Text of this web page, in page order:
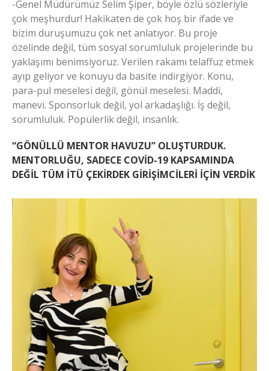
-Genel Müdürümüz Selim Şiper, böyle özlü sözleriyle
çok meşhurdur! Hakikaten de çok hoş bir ifade ve
bizim duruşumuzu çok net anlatıyor. Bu proje
özelinde değil, tüm sosyal sorumluluk projelerinde bu
yaklaşımı benimsiyoruz. Verilen rakamı telaffuz etmek
ayıp geliyor ve konuyu da basite indirgiyor. Konu,
para-pul meselesi değil, gönül meselesi. Maddi,
manevi. Sponsorluk değil, yol arkadaşlığı. İş değil,
sorumluluk. Popülerlik değil, insanlık.
“GÖNÜLLÜ MENTOR HAVUZU” OLUŞTURDUK.
MENTORLUĞU, SADECE COVİD-19 KAPSAMINDA
DEĞİL TÜM İTÜ ÇEKİRDEK GİRİŞİMCİLERİ İÇİN VERDİK